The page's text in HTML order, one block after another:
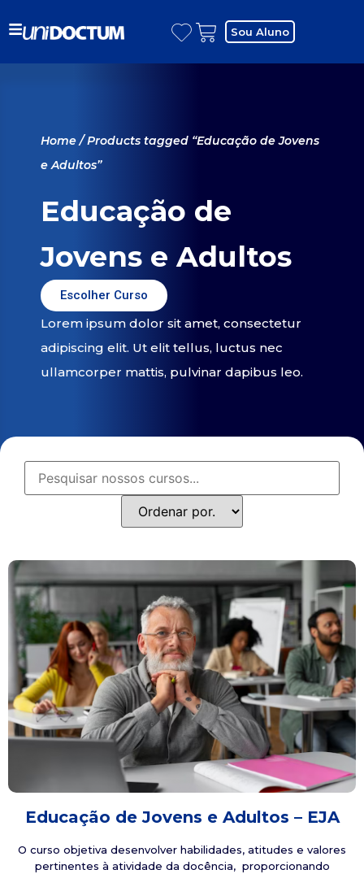
Sou Aluno
Home/ Products tagged “Educação de Jovens
e Adultos”
Educação de
Jovens e Adultos
Escolher Curso
Lorem ipsum dolor sit amet, consectetur
adipiscing elit. Ut elit tellus, luctus nec
ullamcorper mattis, pulvinar dapibus leo.
Educação de Jovens e Adultos – EJA
O curso objetiva desenvolver habilidades, atitudes e valores
pertinentes à atividade da docência, proporcionando